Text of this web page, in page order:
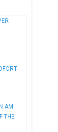
AM
THE